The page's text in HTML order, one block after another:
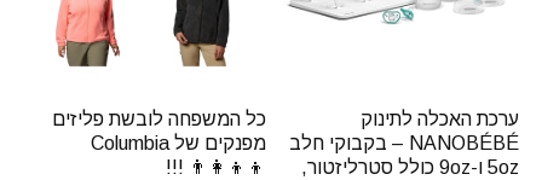
ערכת האכלה לתינוק
NANOBÉBÉ – בקבוקי חלב
5oz ו-9oz כולל סטרליזטור,
כל המשפחה לובשת פליזים
מפנקים של Columbia
👨‍👩‍👦‍👦 !!!